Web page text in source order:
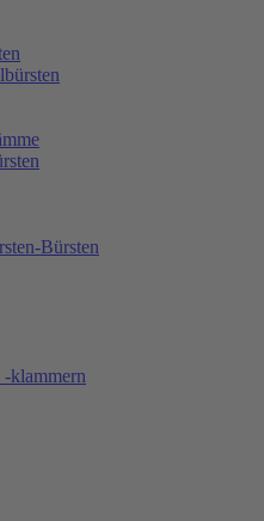
Bürsten
-klammern